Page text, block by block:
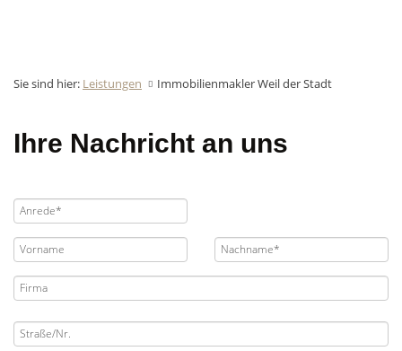
Sie sind hier: Leistungen Immobilienmakler Weil der Stadt
Ihre Nachricht an uns